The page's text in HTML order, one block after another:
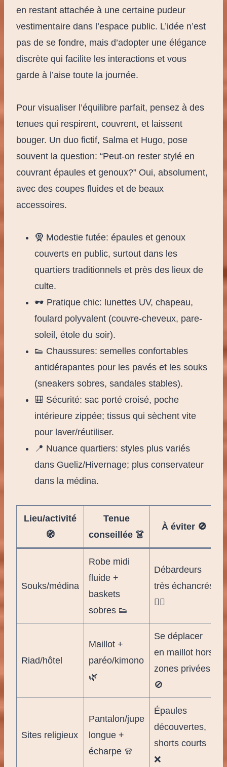
en restant attachée à une certaine pudeur
vestimentaire dans l’espace public. L’idée n’est
pas de se fondre, mais d’adopter une élégance
discrète qui facilite les interactions et vous
garde à l’aise toute la journée.
Pour visualiser l’équilibre parfait, pensez à des
tenues qui respirent, couvrent, et laissent
bouger. Un duo fictif, Salma et Hugo, pose
souvent la question: “Peut-on rester stylé en
couvrant épaules et genoux?” Oui, absolument,
avec des coupes fluides et de beaux
accessoires.
🧕 Modestie futée: épaules et genoux
couverts en public, surtout dans les
quartiers traditionnels et près des lieux de
culte.
🕶️ Pratique chic: lunettes UV, chapeau,
foulard polyvalent (couvre-cheveux, pare-
soleil, étole du soir).
👟 Chaussures: semelles confortables
antidérapantes pour les pavés et les souks
(sneakers sobres, sandales stables).
🎒 Sécurité: sac porté croisé, poche
intérieure zippée; tissus qui sèchent vite
pour laver/réutiliser.
📍 Nuance quartiers: styles plus variés
dans Gueliz/Hivernage; plus conservateur
dans la médina.
Lieu/activité
🧭
Tenue
conseillée 👗
À éviter 🚫
Souks/médina
Robe midi
fluide +
baskets
sobres 👟
Débardeurs
très échancrés
🙅‍♀️
Riad/hôtel
Maillot +
paréo/kimono
🌿
Se déplacer
en maillot hors
zones privées
🚫
Sites religieux
Pantalon/jupe
longue +
écharpe 🧣
Épaules
découvertes,
shorts courts
❌